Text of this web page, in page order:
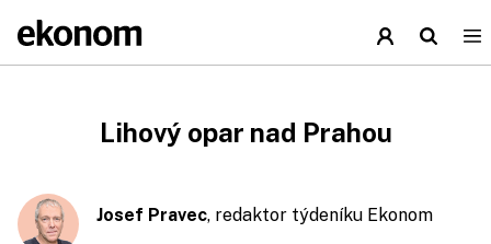
Lihový opar nad Prahou
Josef Pravec, redaktor týdeníku Ekonom